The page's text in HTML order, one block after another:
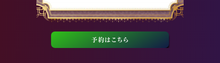
予約はこちら